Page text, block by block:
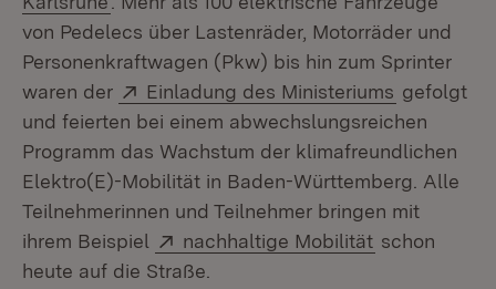
von Pedelecs über Lastenräder, Motorräder und
Personenkraftwagen (Pkw) bis hin zum Sprinter
waren der
Extern:
Einladung des Ministeriums (Öffnet in
gefolgt
und feierten bei einem abwechslungsreichen
Programm das Wachstum der klimafreundlichen
Elektro(E)-Mobilität in Baden-Württemberg. Alle
Teilnehmerinnen und Teilnehmer bringen mit
ihrem Beispiel
Extern:
nachhaltige Mobilität (Öffnet in
schon
heute auf die Straße.